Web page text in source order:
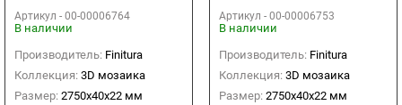
Артикул - 00-00006764
В наличии
Производитель: Finitura
Коллекция: 3D мозаика
Размер: 2750х40х22 мм
Артикул - 00-00006753
В наличии
Производитель: Finitura
Коллекция: 3D мозаика
Размер: 2750х40х22 мм